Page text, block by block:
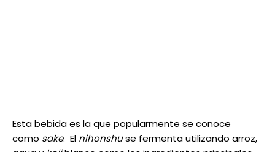
Esta bebida es la que popularmente se conoce
como sake. El nihonshuse fermenta utilizando arroz,